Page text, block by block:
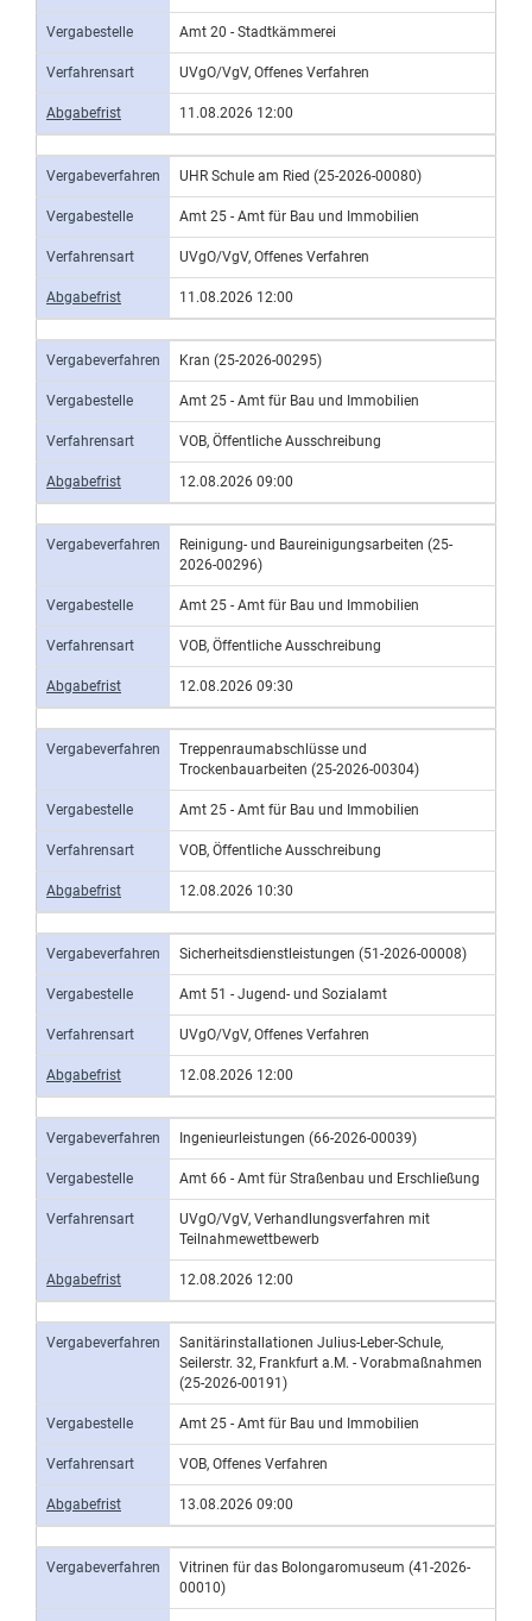
Vergabestelle Amt 20 - Stadtkämmerei
Verfahrensart UVgO/VgV, Offenes Verfahren
Abgabefrist 11.08.2026 12:00
Vergabeverfahren UHR Schule am Ried (25-2026-00080)
Vergabestelle Amt 25 - Amt für Bau und Immobilien
Verfahrensart UVgO/VgV, Offenes Verfahren
Abgabefrist 11.08.2026 12:00
Vergabeverfahren Kran (25-2026-00295)
Vergabestelle Amt 25 - Amt für Bau und Immobilien
Verfahrensart VOB, Öffentliche Ausschreibung
Abgabefrist 12.08.2026 09:00
Vergabeverfahren
Reinigung- und Baureinigungsarbeiten (25-
2026-00296)
Vergabestelle Amt 25 - Amt für Bau und Immobilien
Verfahrensart VOB, Öffentliche Ausschreibung
Abgabefrist 12.08.2026 09:30
Vergabeverfahren
Treppenraumabschlüsse und
Trockenbauarbeiten (25-2026-00304)
Vergabestelle Amt 25 - Amt für Bau und Immobilien
Verfahrensart VOB, Öffentliche Ausschreibung
Abgabefrist 12.08.2026 10:30
Vergabeverfahren Sicherheitsdienstleistungen (51-2026-00008)
Vergabestelle Amt 51 - Jugend- und Sozialamt
Verfahrensart UVgO/VgV, Offenes Verfahren
Abgabefrist 12.08.2026 12:00
Vergabeverfahren Ingenieurleistungen (66-2026-00039)
Vergabestelle Amt 66 - Amt für Straßenbau und Erschließung
Verfahrensart
UVgO/VgV, Verhandlungsverfahren mit
Teilnahmewettbewerb
Abgabefrist 12.08.2026 12:00
Vergabeverfahren
Sanitärinstallationen Julius-Leber-Schule,
Seilerstr. 32, Frankfurt a.M. - Vorabmaßnahmen
(25-2026-00191)
Vergabestelle Amt 25 - Amt für Bau und Immobilien
Verfahrensart VOB, Offenes Verfahren
Abgabefrist 13.08.2026 09:00
Vergabeverfahren
Vitrinen für das Bolongaromuseum (41-2026-
00010)